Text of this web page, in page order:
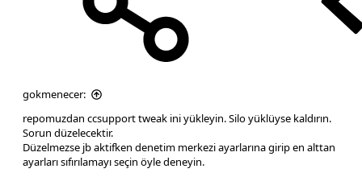
gokmenecer:
repomuzdan ccsupport tweak ini yükleyin. Silo yüklüyse kaldırın.
Sorun düzelecektir.
Düzelmezse jb aktifken denetim merkezi ayarlarına girip en alttan
ayarları sıfırılamayı seçin öyle deneyin.